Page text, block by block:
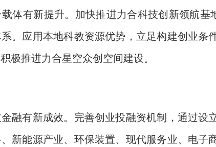
体有新提升。加快推进力合科技创新领航基
。应用本地科教资源优势，立足构建创业条
极推进力合星空众创空间建设。
融有新成效。完善创业投融资机制，通过设
新能源产业、环保装置、现代服务业、电子